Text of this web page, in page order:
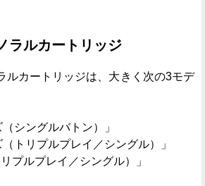
ラルカートリッジ
ルカートリッジは、大きく次の3モデ
シングルバトン）」
トリプルプレイ／シングル）」
プルプレイ／シングル）」